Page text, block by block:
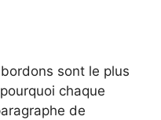
sont le plus
chaque
de